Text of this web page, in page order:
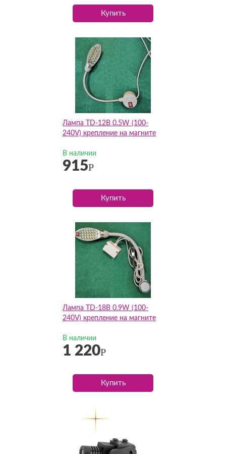
Купить
Лампа TD-12B 0.5W (100-
240V) крепление на магните
В наличии
915Р
Купить
Лампа TD-18B 0.9W (100-
240V) крепление на магните
В наличии
1 220Р
Купить